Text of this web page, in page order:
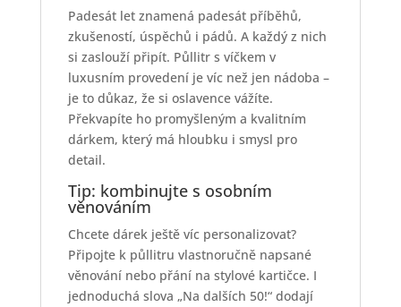
Padesát let znamená padesát příběhů,
zkušeností, úspěchů i pádů. A každý z nich
si zaslouží připít. Půllitr s víčkem v
luxusním provedení je víc než jen nádoba –
je to důkaz, že si oslavence vážíte.
Překvapíte ho promyšleným a kvalitním
dárkem, který má hloubku i smysl pro
detail.
Tip: kombinujte s osobním
věnováním
Chcete dárek ještě víc personalizovat?
Připojte k půllitru vlastnoručně napsané
věnování nebo přání na stylové kartičce. I
jednoduchá slova „Na dalších 50!“ dodají